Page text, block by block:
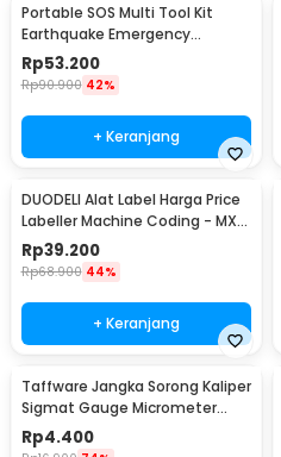
Portable SOS Multi Tool Kit
Earthquake Emergency
Outdoor Survival - JT21
Rp53.200
Rp90.900 42%
+ Keranjang
DUODELI Alat Label Harga Price
Labeller Machine Coding - MX-
5500
Rp39.200
Rp68.900 44%
+ Keranjang
Taffware Jangka Sorong Kaliper
Sigmat Gauge Micrometer
150mm - QST-600
Rp4.400